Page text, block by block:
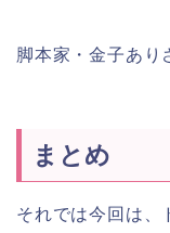
脚本家・金子あり
まとめ
それでは今回は、